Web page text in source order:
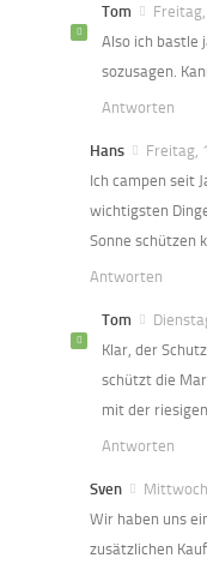
Tom
Also ich bastle
sozusagen.
Antworten
Hans
Freitag,
Ich campen seit
wichtigsten
Sonne schützen
Antworten
Tom
Klar, der
schützt die
mit der
Antworten
Sven
Wir haben uns
zusätzlichen